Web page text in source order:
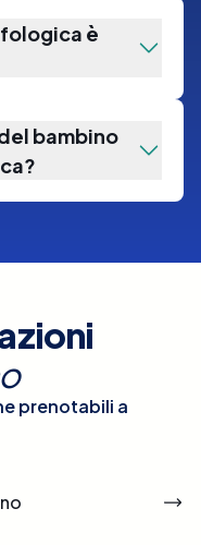
è
bambino
prenotabili a